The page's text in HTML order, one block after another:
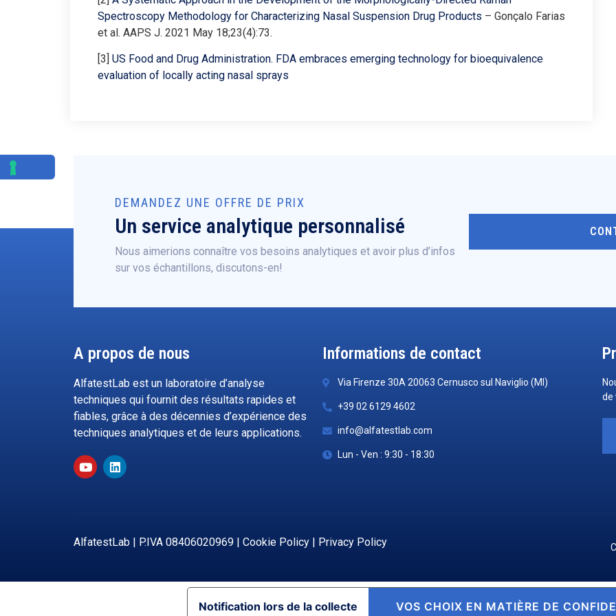
Spectroscopy Methodology for Characterizing Nasal Suspension Drug Products – Gonçalo Farias
et al. AAPS J. 2021 May 18;23(4):73.
[3] US Food and Drug Administration. FDA embraces emerging technology for bioequivalence
evaluation of locally acting nasal sprays
DEMANDEZ UNE OFFRE DE PRIX
Un service analytique personnalisé
Nous aimerions connaître vos besoins analytiques et avoir plus d’infos
sur vos échantillons, discutons-en!
A propos de nous
AlfatestLab est un laboratoire d’analyse
techniques qui fournit des résultats rapides et
fiables, grâce à des décennies d’expérience des
techniques analytiques et de leurs applications.
Informations de contact
Via Firenze 30A 20063 Cernusco sul Naviglio (MI)
+39 02 6129 4602
info@alfatestlab.com
Lun - Ven : 9:30 - 18:30
de
AlfatestLab | P.IVA 08406020969 | Cookie Policy Privacy Policy
Notification lors de la collecte VOS CHOIX EN MATIÈRE DE